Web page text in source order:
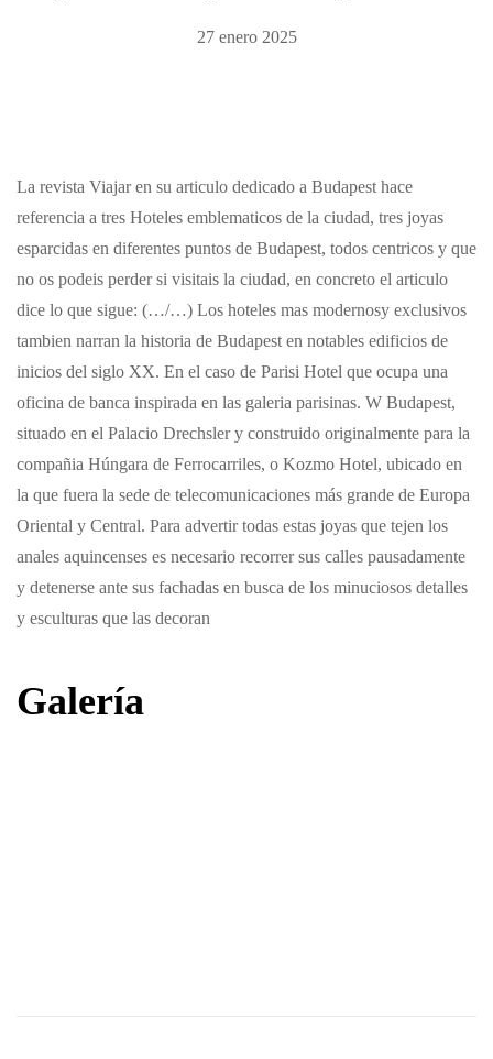
27 enero 2025
La revista Viajar en su articulo dedicado a Budapest hace
referencia a tres Hoteles emblematicos de la ciudad, tres joyas
esparcidas en diferentes puntos de Budapest, todos centricos y que
no os podeis perder si visitais la ciudad, en concreto el articulo
dice lo que sigue: (…/…) Los hoteles mas modernosy exclusivos
tambien narran la historia de Budapest en notables edificios de
inicios del siglo XX. En el caso de Parisi Hotel que ocupa una
oficina de banca inspirada en las galeria parisinas. W Budapest,
situado en el Palacio Drechsler y construido originalmente para la
compañia Húngara de Ferrocarriles, o Kozmo Hotel, ubicado en
la que fuera la sede de telecomunicaciones más grande de Europa
Oriental y Central. Para advertir todas estas joyas que tejen los
anales aquincenses es necesario recorrer sus calles pausadamente
y detenerse ante sus fachadas en busca de los minuciosos detalles
y esculturas que las decoran
Galería